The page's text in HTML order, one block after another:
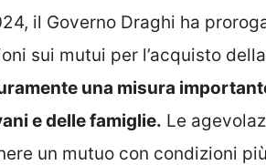
il Governo Draghi ha
sui mutui per l’acquisto
una misura
e delle famiglie. Le
un mutuo con condizioni